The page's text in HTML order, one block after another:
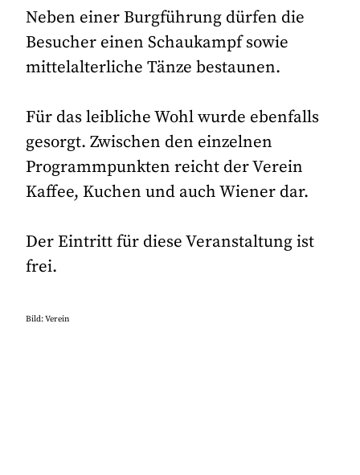
Neben einer Burgführung dürfen die
Besucher einen Schaukampf sowie
mittelalterliche Tänze bestaunen.
Für das leibliche Wohl wurde ebenfalls
gesorgt. Zwischen den einzelnen
Programmpunkten reicht der Verein
Kaffee, Kuchen und auch Wiener dar.
Der Eintritt für diese Veranstaltung ist
frei.
Bild: Verein